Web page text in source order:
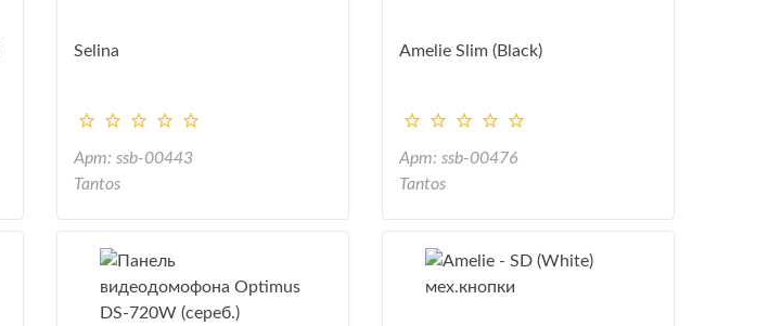
Selina
Арт: ssb-00443
Tantos
Amelie Slim (Black)
Арт: ssb-00476
Tantos